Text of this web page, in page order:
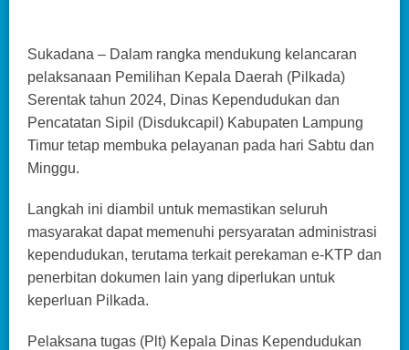
Sukadana – Dalam rangka mendukung kelancaran
pelaksanaan Pemilihan Kepala Daerah (Pilkada)
Serentak tahun 2024, Dinas Kependudukan dan
Pencatatan Sipil (Disdukcapil) Kabupaten Lampung
Timur tetap membuka pelayanan pada hari Sabtu dan
Minggu.
Langkah ini diambil untuk memastikan seluruh
masyarakat dapat memenuhi persyaratan administrasi
kependudukan, terutama terkait perekaman e-KTP dan
penerbitan dokumen lain yang diperlukan untuk
keperluan Pilkada.
Pelaksana tugas (Plt) Kepala Dinas Kependudukan